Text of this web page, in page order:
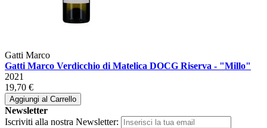
Gatti Marco
Gatti Marco Verdicchio di Matelica DOCG Riserva - "Millo"
2021
19,70 €
Aggiungi al Carrello
Newsletter
Iscriviti alla nostra Newsletter: